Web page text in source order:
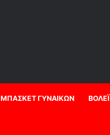
ΜΠΑΣΚΕΤ ΓΥΝΑΙΚΩΝ ΒΟΛΕΪ